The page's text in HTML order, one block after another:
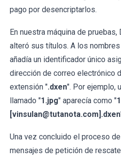
pago por desencriptarlos.
En nuestra máquina de
alteró sus títulos. A los
añadía un identificador único
dirección de correo electrónico
extensión ".dxen". Por ejemplo,
llamado "1.jpg" aparecía como "
[vinsulan@tutanota.com].dxen
Una vez concluido el proceso
mensajes de petición de